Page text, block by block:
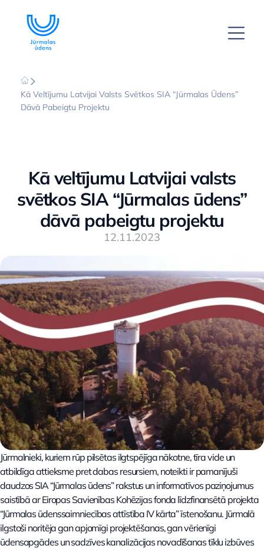
Kā Veltījumu Latvijai Valsts Svētkos SIA “Jūrmalas Ūdens”
Dāvā Pabeigtu Projektu
Kā veltījumu Latvijai valsts
svētkos SIA “Jūrmalas ūdens”
dāvā pabeigtu projektu
12.11.2023
Jūrmalnieki, kuriem rūp pilsētas ilgtspējīga nākotne, tīra vide un
atbildīga attieksme pret dabas resursiem, noteikti ir pamanījuši
daudzos SIA “Jūrmalas ūdens” rakstus un informatīvos paziņojumus
saistībā ar Eiropas Savienības Kohēzijas fonda līdzfinansētā projekta
“Jūrmalas ūdenssaimniecības attīstība IV kārta” īstenošanu. Jūrmalā
ilgstoši noritēja gan apjomīgi projektēšanas, gan vērienīgi
ūdensapgādes un sadzīves kanalizācijas novadīšanas tīklu izbūves